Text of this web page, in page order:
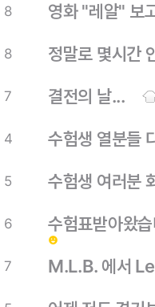
8 영화 "레알" 보
8 정말로 몇시간
7 결전의 날...
4 수험생 열분들
5 수험생 여러분
6
emoji_emotions
수험표받아왔
7 M.L.B. 에서